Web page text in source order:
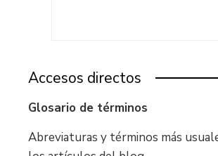
Accesos directos
Glosario de términos
Abreviaturas y términos más